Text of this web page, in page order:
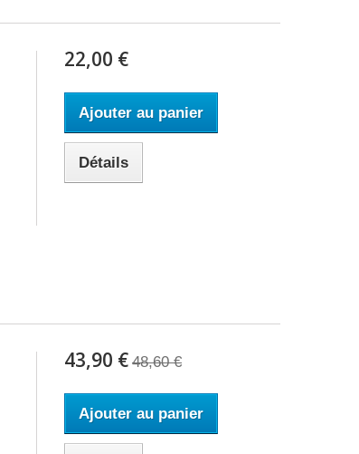
22,00 €
Ajouter au panier
Détails
43,90 € 48,60 €
Ajouter au panier